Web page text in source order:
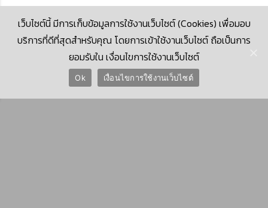
© 2026 Krungthai Computer Services Co., Ltd. (KTCS)
เว็บไซต์นี้ มีการเก็บข้อมูลการใช้งานเว็บไซต์ (Cookies) เพื่อมอบ
บริการที่ดีที่สุดสำหรับคุณ โดยการเข้าใช้งานเว็บไซต์ ถือเป็นการ
ยอมรับใน เงื่อนไขการใช้งานเว็บไซต์
Ok เงื่อนไขการใช้งานเว็บไซต์